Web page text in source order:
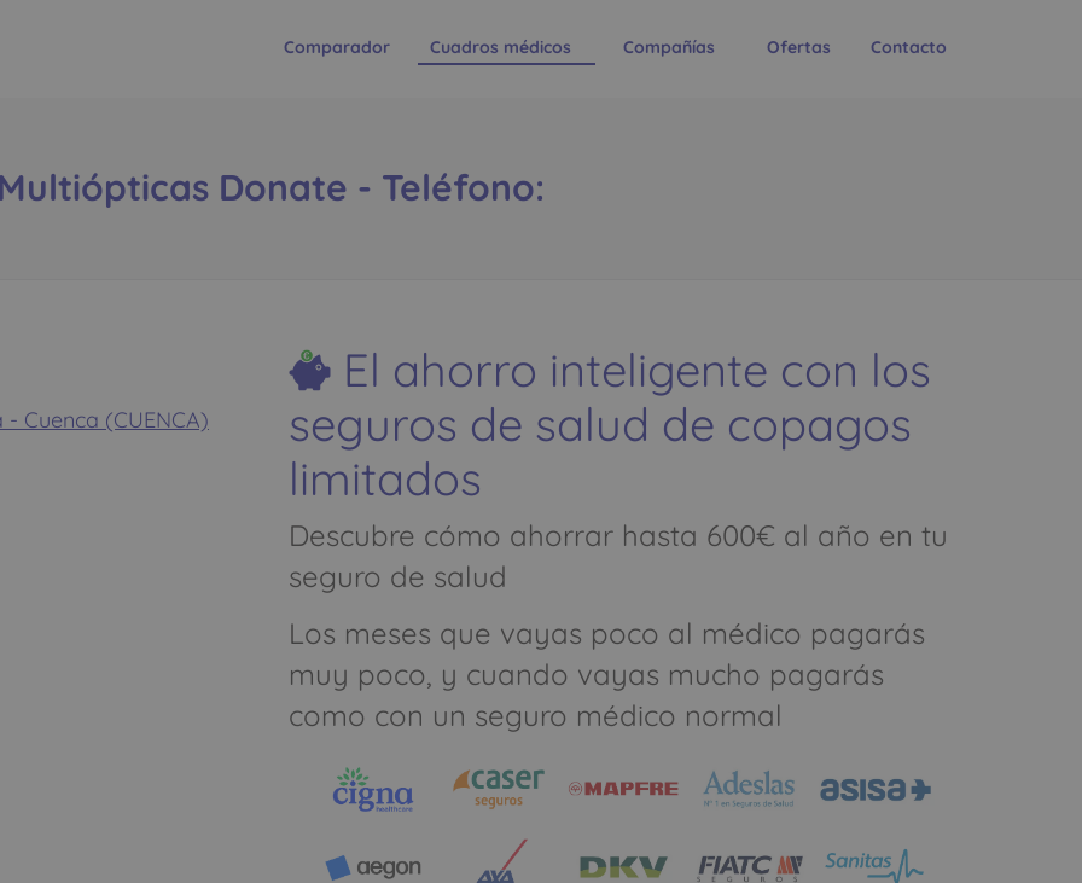
Comparador Cuadros médicos Compañías Ofertas Contacto
Donate - Teléfono:
- Cuenca (CUENCA)
El ahorro inteligente con los
seguros de salud de copagos
limitados
Descubre cómo ahorrar hasta 600€ al año en tu
seguro de salud
Los meses que vayas poco al médico pagarás
muy poco, y cuando vayas mucho pagarás
como con un seguro médico normal